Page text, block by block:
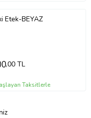
Etek-BEYAZ
,00 TL
Taksitlerle